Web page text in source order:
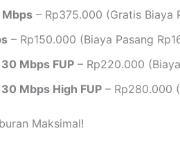
Mbps – Rp375.000 (Gratis Biaya
– Rp150.000 (Biaya Pasang
Mbps FUP – Rp220.000
Mbps High FUP – Rp280.000
Maksimal!